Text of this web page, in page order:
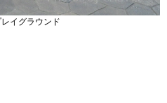
イグラウンド